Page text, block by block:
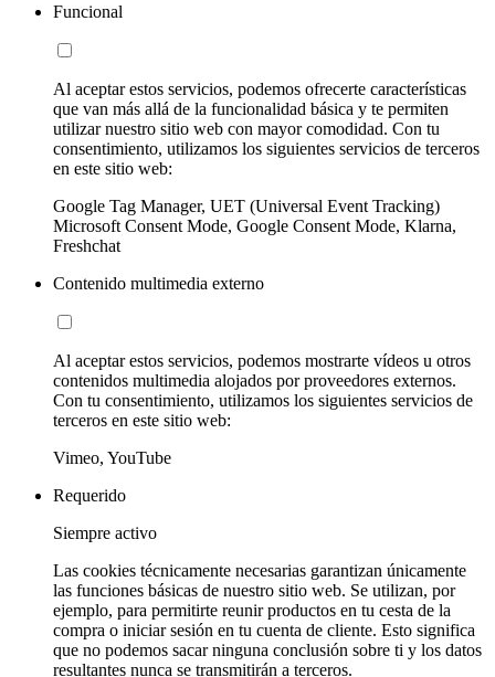
Funcional
Al aceptar estos servicios, podemos ofrecerte características
que van más allá de la funcionalidad básica y te permiten
utilizar nuestro sitio web con mayor comodidad. Con tu
consentimiento, utilizamos los siguientes servicios de terceros
en este sitio web:
Google Tag Manager, UET (Universal Event Tracking)
Microsoft Consent Mode, Google Consent Mode, Klarna,
Freshchat
Contenido multimedia externo
Al aceptar estos servicios, podemos mostrarte vídeos u otros
contenidos multimedia alojados por proveedores externos.
Con tu consentimiento, utilizamos los siguientes servicios de
terceros en este sitio web:
Vimeo, YouTube
Requerido
Siempre activo
Las cookies técnicamente necesarias garantizan únicamente
las funciones básicas de nuestro sitio web. Se utilizan, por
ejemplo, para permitirte reunir productos en tu cesta de la
compra o iniciar sesión en tu cuenta de cliente. Esto significa
que no podemos sacar ninguna conclusión sobre ti y los datos
resultantes nunca se transmitirán a terceros.